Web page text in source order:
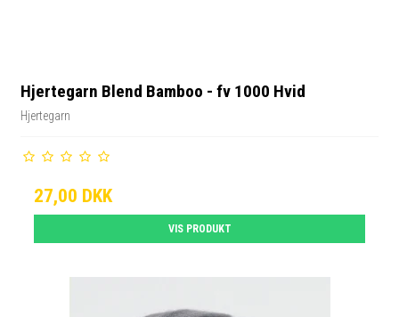
Hjertegarn Blend Bamboo - fv 1000 Hvid
Hjertegarn
27,00 DKK
VIS PRODUKT